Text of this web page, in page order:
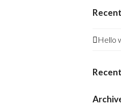
Hello